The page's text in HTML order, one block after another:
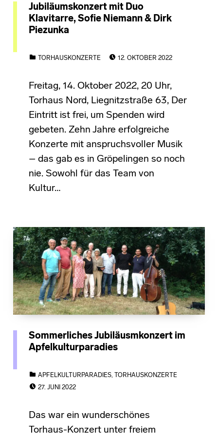
Jubiläumskonzert mit Duo
Klavitarre, Sofie Niemann & Dirk
Piezunka
TORHAUSKONZERTE
12. OKTOBER 2022
Freitag, 14. Oktober 2022, 20 Uhr,
Torhaus Nord, Liegnitzstraße 63, Der
Eintritt ist frei, um Spenden wird
gebeten. Zehn Jahre erfolgreiche
Konzerte mit anspruchsvoller Musik
– das gab es in Gröpelingen so noch
nie. Sowohl für das Team von
Kultur…
Sommerliches Jubiläusmkonzert im
Apfelkulturparadies
APFELKULTURPARADIES,
TORHAUSKONZERTE
27. JUNI 2022
Das war ein wunderschönes
Torhaus-Konzert unter freiem